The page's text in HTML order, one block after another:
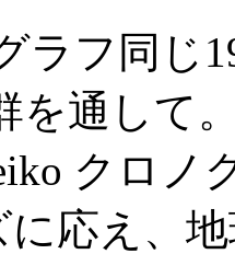
ラフ同じ
を通して
クロノ
応え、